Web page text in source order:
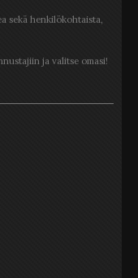
sekä henkilökohtaista,
ja valitse omasi!